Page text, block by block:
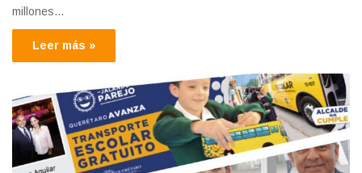
millones…
Leer más »